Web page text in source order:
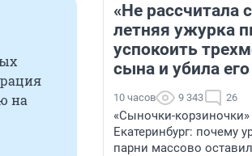
на
«Не рассчитала
летняя ужурка
успокоить
сына и убила его
10 часов 9 343 26
«Сыночки-
Екатеринбург: почему
парни массово